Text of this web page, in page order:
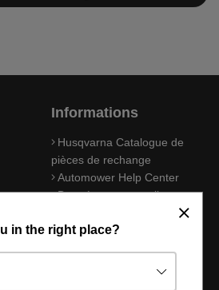
in the right place?
Informations
Husqvarna Catalogue de
pièces de rechange
Automower Help Center
Données personnelles
Connexion
d'ouverture